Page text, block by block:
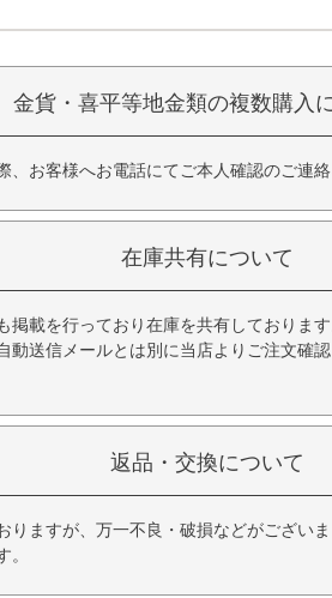
金貨・喜平等地金類の複数購入
お客様へお電話にてご本人確認のご連
在庫共有について
掲載を行っており在庫を共有しておりま
動送信メールとは別に当店よりご注文確
返品・交換について
りますが、万一不良・破損などがござい